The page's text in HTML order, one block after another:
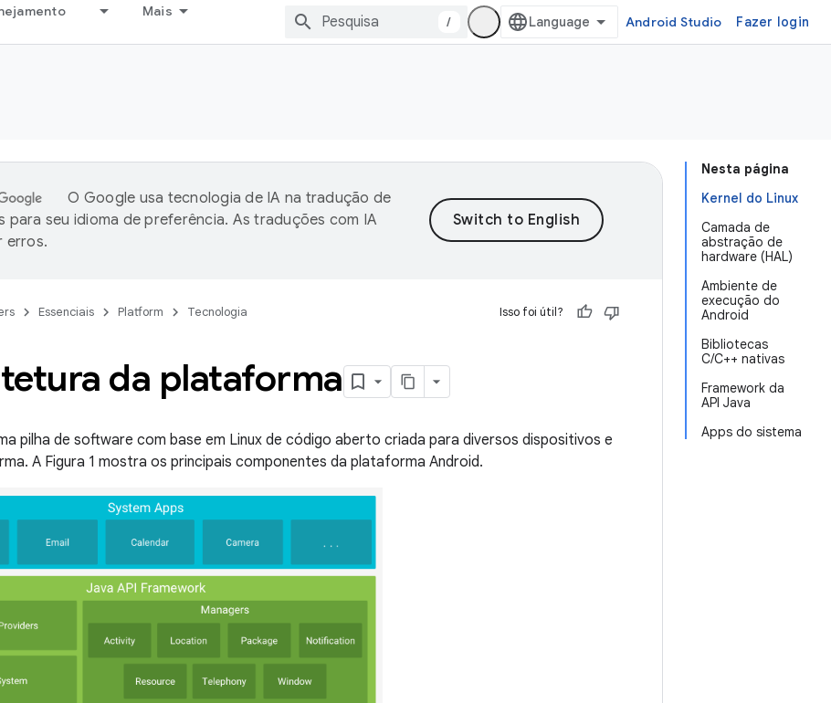
Mais
/ Android Studio Fazer login
Nesta página
Kernel do Linux
Camada de
abstração de
hardware (HAL)
Ambiente de
execução do
Android
Bibliotecas
C/C++ nativas
Framework da
API Java
Apps do sistema
O Google usa tecnologia de IA na tradução de
para seu idioma de preferência. As traduções com IA
erros.
Essenciais Platform Tecnologia Isso foi útil?
da plataforma
pilha de software com base em Linux de código aberto criada para diversos dispositivos e
A Figura 1 mostra os principais componentes da plataforma Android.